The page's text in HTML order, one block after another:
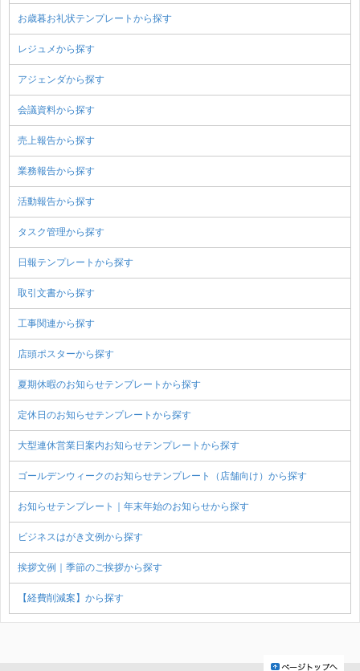
お歳暮お礼状テンプレートから探す
レジュメから探す
アジェンダから探す
会議資料から探す
売上報告から探す
業務報告から探す
活動報告から探す
タスク管理から探す
日報テンプレートから探す
取引文書から探す
工事関連から探す
店頭ポスターから探す
夏期休暇のお知らせテンプレートから探す
定休日のお知らせテンプレートから探す
大型連休営業日案内お知らせテンプレートから探す
ゴールデンウィークのお知らせテンプレート（店舗向け）から探す
お知らせテンプレート｜年末年始のお知らせから探す
ビジネスはがき文例から探す
挨拶文例｜季節のご挨拶から探す
【経費削減案】から探す